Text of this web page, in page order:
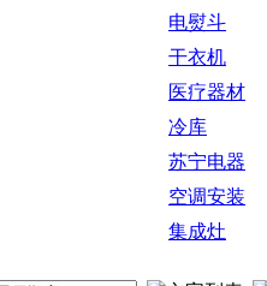
电熨斗
干衣机
医疗器材
冷库
苏宁电器
空调安装
集成灶